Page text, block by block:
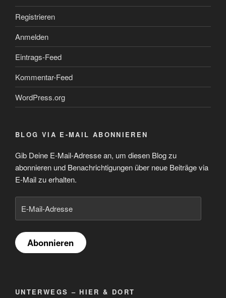
Registrieren
Anmelden
Eintrags-Feed
Kommentar-Feed
WordPress.org
BLOG VIA E-MAIL ABONNIEREN
Gib Deine E-Mail-Adresse an, um diesen Blog zu
abonnieren und Benachrichtigungen über neue Beiträge via
E-Mail zu erhalten.
Mail-
Abonnieren
UNTERWEGS – HIER & DORT